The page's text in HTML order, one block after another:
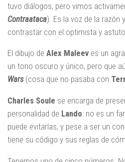
tuvo diálogos, pero vimos
Contraataca). Es la voz de la razón
contrastar con el optimista y astuto
El dibujo de Alex Maleev es un
un tono oscuro y único, pero que
Wars(cosa que no pasaba con
Charles Soule se encarga de
personalidad de Lando: no es un
puede evitarlas, y pese a ser un
tiene su código y sus reglas de